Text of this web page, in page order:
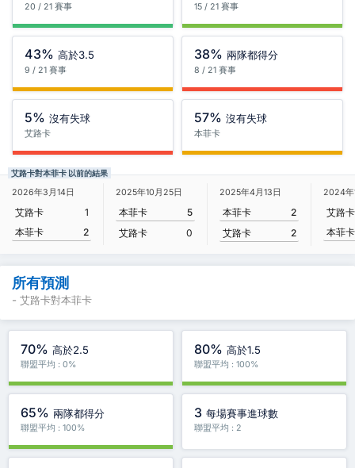
20 / 21 賽事 15 / 21 賽事
43% 高於3.5
9 / 21 賽事
38% 兩隊都得分
8 / 21 賽事
5% 沒有失球
艾路卡
57% 沒有失球
本菲卡
艾路卡對本菲卡 以前的結果
2026年3月14日
艾路卡
1
本菲卡
2
2025年10月25日
本菲卡
5
艾路卡
0
2025年4月13日
本菲卡
2
艾路卡
2
2024年
艾路卡
本菲卡
所有預測
- 艾路卡對本菲卡
70% 高於2.5
聯盟平均 : 0%
80% 高於1.5
聯盟平均 : 100%
65% 兩隊都得分
聯盟平均 : 100%
3 每場賽事進球數
聯盟平均 : 2